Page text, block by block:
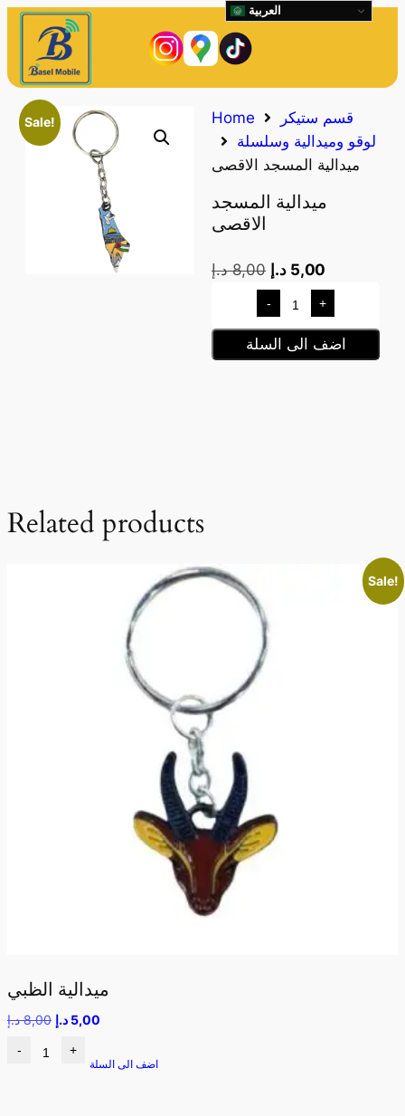
Sale! Home
قسم ستيكر
لوقو وميدالية وسلسلة
ميدالية المسجد الاقصى
ميدالية المسجد
الاقصى
8,00 د.إ 5,00 د.إ
- +
اضف الى السلة
Related products
Sale!
ميدالية الظبي
8,00 د.إ 5,00 د.إ
- +
اضف الى السلة
العربية